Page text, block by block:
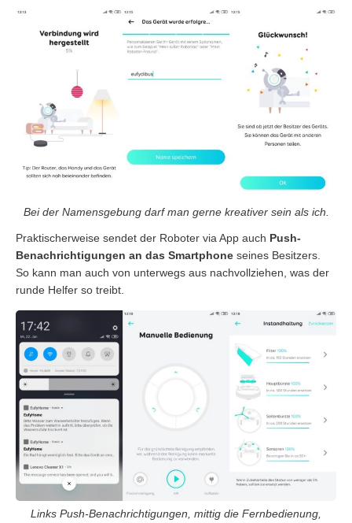
Bei der Namensgebung darf man gerne kreativer sein als ich.
Praktischerweise sendet der Roboter via App auch Push-
Benachrichtigungen an das Smartphone seines Besitzers.
So kann man auch von unterwegs aus nachvollziehen, was der
runde Helfer so treibt.
Links Push-Benachrichtigungen, mittig die Fernbedienung,